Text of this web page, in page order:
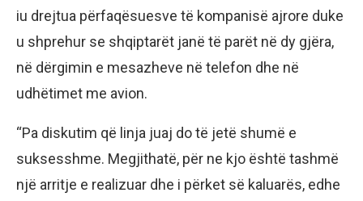
iu drejtua përfaqësuesve të kompanisë ajrore duke
u shprehur se shqiptarët janë të parët në dy gjëra,
në dërgimin e mesazheve në telefon dhe në
udhëtimet me avion.
“Pa diskutim që linja juaj do të jetë shumë e
suksesshme. Megjithatë, për ne kjo është tashmë
një arritje e realizuar dhe i përket së kaluarës, edhe